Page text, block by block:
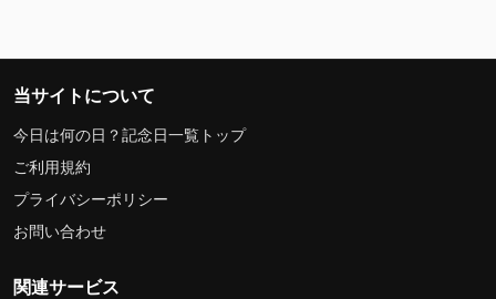
当サイトについて
今日は何の日？記念日一覧トップ
ご利用規約
プライバシーポリシー
お問い合わせ
関連サービス